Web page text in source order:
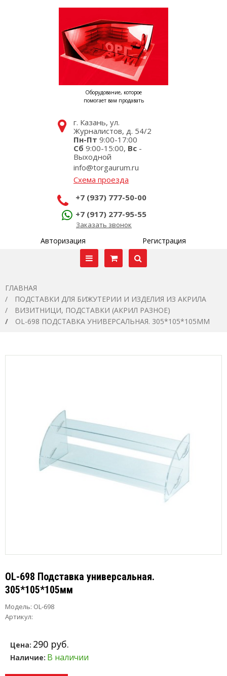
Оборудование, которое
помогает вам продавать
г. Казань, ул.
Журналистов, д. 54/2
Пн-Пт 9:00-17:00
Сб 9:00-15:00, Вс -
Выходной
info@torgaurum.ru
Схема проезда
+7 (937) 777-50-00
+7 (917) 277-95-55
Заказать звонок
Авторизация Регистрация
ГЛАВНАЯ
ПОДСТАВКИ ДЛЯ БИЖУТЕРИИ И ИЗДЕЛИЯ ИЗ АКРИЛА
ВИЗИТНИЦИ, ПОДСТАВКИ (АКРИЛ РАЗНОЕ)
OL-698 ПОДСТАВКА УНИВЕРСАЛЬНАЯ. 305*105*105ММ
OL-698 Подставка универсальная.
305*105*105мм
Модель: OL-698
Артикул:
Цена: 290 руб.
Наличие: В наличии